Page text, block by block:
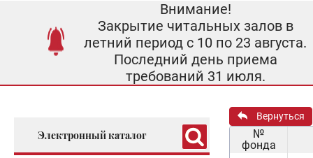
Внимание!
Закрытие читальных залов в
летний период с 10 по 23 августа.
Последний день приема
требований 31 июля.
Электронный каталог
Вернуться
№
фонда